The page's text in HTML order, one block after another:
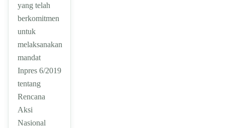
yang telah
berkomitmen
untuk
melaksanakan
mandat
Inpres 6/2019
tentang
Rencana
Aksi
Nasional